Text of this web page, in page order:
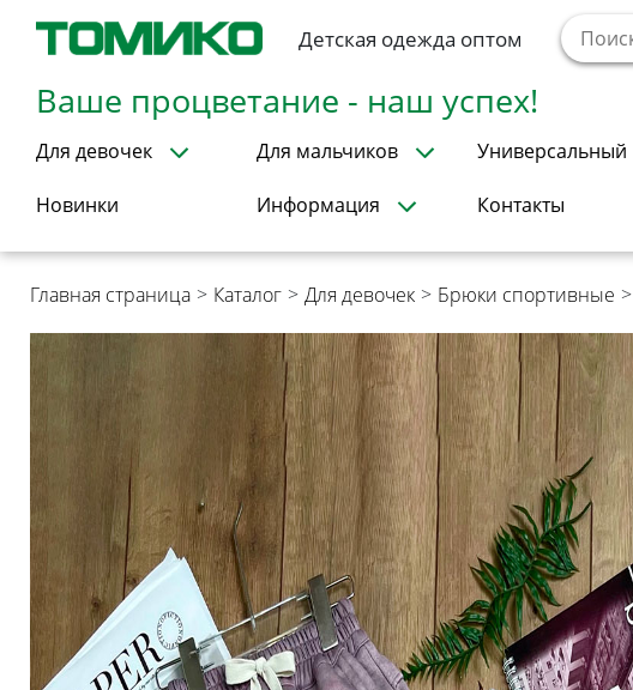
Детская одежда оптом
Ваше процветание - наш успех!
Для девочек Для мальчиков Универсальный
Новинки Информация Контакты
Главная страница > Каталог > Для девочек > Брюки спортивные >